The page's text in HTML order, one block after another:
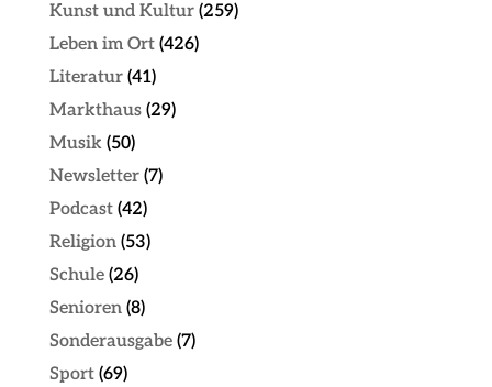
Kunst und Kultur(259)
Leben im Ort(426)
Literatur(41)
Markthaus(29)
Musik(50)
Newsletter(7)
Podcast(42)
Religion(53)
Schule(26)
Senioren(8)
Sonderausgabe(7)
Sport(69)